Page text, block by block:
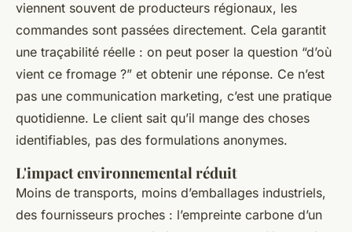
viennent souvent de producteurs régionaux, les
commandes sont passées directement. Cela garantit
une traçabilité réelle : on peut poser la question “d’où
vient ce fromage ?” et obtenir une réponse. Ce n’est
pas une communication marketing, c’est une pratique
quotidienne. Le client sait qu’il mange des choses
identifiables, pas des formulations anonymes.
L'impact environnemental réduit
Moins de transports, moins d’emballages industriels,
des fournisseurs proches : l’empreinte carbone d’un